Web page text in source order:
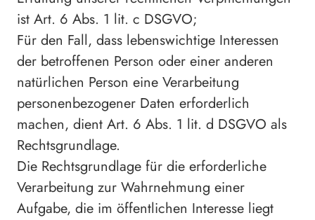
ist Art. 6 Abs. 1 lit. c DSGVO;
Für den Fall, dass lebenswichtige Interessen
der betroffenen Person oder einer anderen
natürlichen Person eine Verarbeitung
personenbezogener Daten erforderlich
machen, dient Art. 6 Abs. 1 lit. d DSGVO als
Rechtsgrundlage.
Die Rechtsgrundlage für die erforderliche
Verarbeitung zur Wahrnehmung einer
Aufgabe, die im öffentlichen Interesse liegt